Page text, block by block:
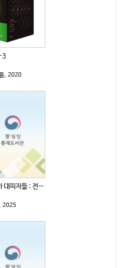
3
, 2020
매점 지하 대피자들 : 전예진 장편소설
2025